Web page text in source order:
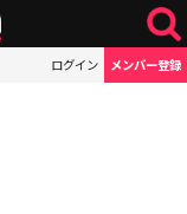
ログイン メンバー登録